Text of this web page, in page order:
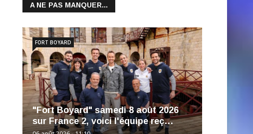
A NE PAS MANQUER...
"Fort Boyard" samedi 8 août 2026
sur France 2, voici l'équipe reç…
FORT BOYARD